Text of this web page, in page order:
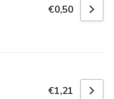
€0,50
€1,21